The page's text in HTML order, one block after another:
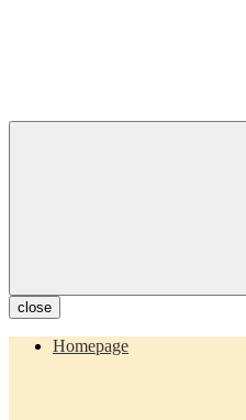
close
Homepage